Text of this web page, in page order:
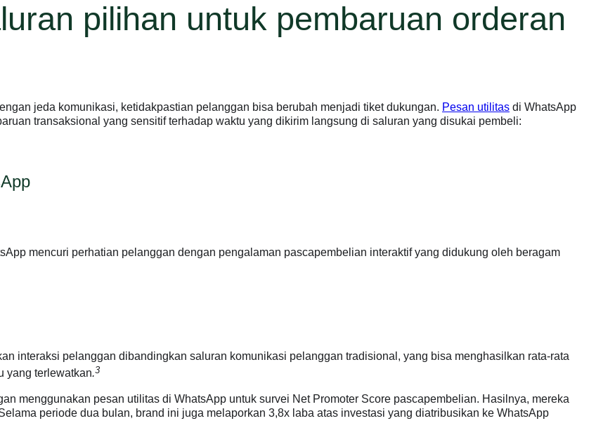
pilihan untuk pembaruan orderan
jeda komunikasi, ketidakpastian pelanggan bisa berubah menjadi tiket dukungan. Pesan utilitas di WhatsApp
transaksional yang sensitif terhadap waktu yang dikirim langsung di saluran yang disukai pembeli:
mencuri perhatian pelanggan dengan pengalaman pascapembelian interaktif yang didukung oleh beragam
interaksi pelanggan dibandingkan saluran komunikasi pelanggan tradisional, yang bisa menghasilkan rata-rata
yang terlewatkan.3
menggunakan pesan utilitas di WhatsApp untuk survei Net Promoter Score pascapembelian. Hasilnya, mereka
periode dua bulan, brand ini juga melaporkan 3,8x laba atas investasi yang diatribusikan ke WhatsApp